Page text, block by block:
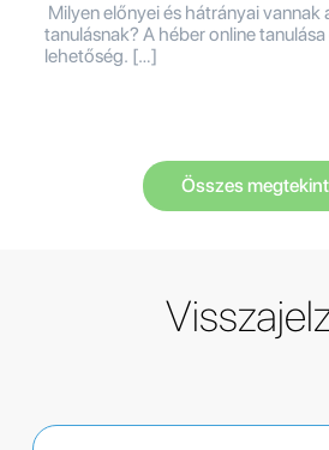
Milyen előnyei és hátrányai vannak
tanulásnak? A héber online
lehetőség. […]
Összes